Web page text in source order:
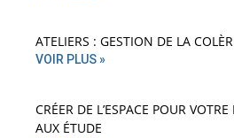
ATELIERS : GESTION DE LA
VOIR PLUS »
CRÉER DE L’ESPACE POUR
AUX ÉTUDE